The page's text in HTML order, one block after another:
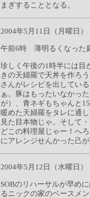
まぎすることとなる。
2004年5月11日（月曜日）
午前6時 薄明るくなった
珍しく午後の1時半には目
きの天婦羅で天丼を作ろ
さんがレシピを出してい
ぁ。豚はもったいなかっ
が）、青ネギもちゃんと
暖めた天婦羅をタレに通
見た目本物じゃ。そして
どこの料理屋じゃー！へ
にアレンジせんかった己
2004年5月12日（水曜日）
SOBのリハーサルが早め
るニックの家のベースメ